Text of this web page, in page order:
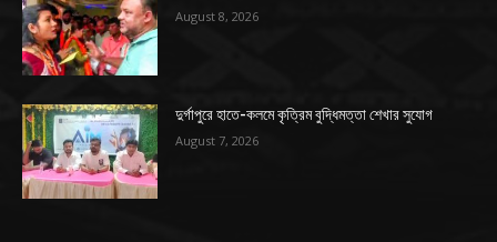
August 8, 2026
দুর্গাপুরে হাতে-কলমে কৃত্রিম বুদ্ধিমত্তা শেখার সুযোগ
August 7, 2026